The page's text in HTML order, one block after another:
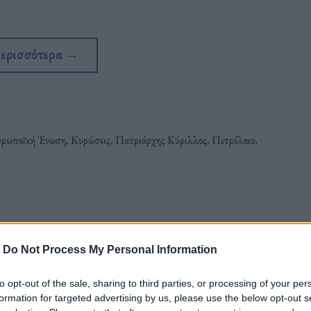
Do Not Process My Personal Information
opt-out of the sale, sharing to third parties, or processing of your
for targeted advertising by us, please use the below opt-out
→
Ένωση, Κυρώσεις, Πατριάρχης Κύριλλος, Πετρέλαιο,
βάρος του πατριάρχη Μόσχας και πασών των Ρωσιών